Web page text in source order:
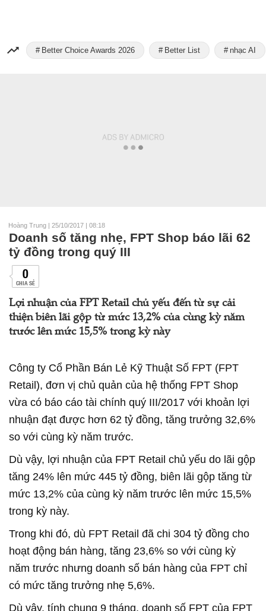
Better Choice Awards 2026 Better List nhạc AI
Hoàng Trung | 25/10/2017 | 08:18
Doanh số tăng nhẹ, FPT Shop báo lãi 62
tỷ đồng trong quý III
0
CHIA SẺ
Lợi nhuận của FPT Retail chủ yếu đến từ sự cải
thiện biên lãi gộp từ mức 13,2% của cùng kỳ năm
trước lên mức 15,5% trong kỳ này
Công ty Cổ Phần Bán Lẻ Kỹ Thuật Số FPT (FPT
Retail), đơn vị chủ quản của hệ thống FPT Shop
vừa có báo cáo tài chính quý III/2017 với khoản lợi
nhuận đạt được hơn 62 tỷ đồng, tăng trưởng 32,6%
so với cùng kỳ năm trước.
Dù vậy, lợi nhuận của FPT Retail chủ yếu do lãi gộp
tăng 24% lên mức 445 tỷ đồng, biên lãi gộp tăng từ
mức 13,2% của cùng kỳ năm trước lên mức 15,5%
trong kỳ này.
Trong khi đó, dù FPT Retail đã chi 304 tỷ đồng cho
hoạt động bán hàng, tăng 23,6% so với cùng kỳ
năm trước nhưng doanh số bán hàng của FPT chỉ
có mức tăng trưởng nhẹ 5,6%.
Dù vậy, tính chung 9 tháng, doanh số FPT của FPT